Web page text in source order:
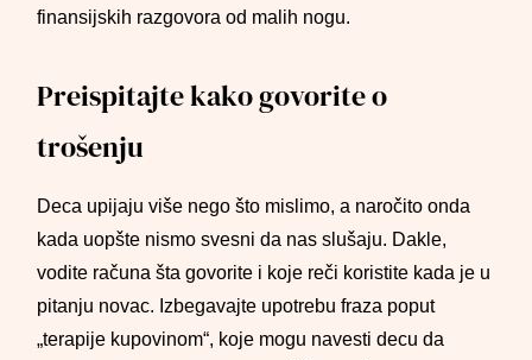
finansijskih razgovora od malih nogu.
Preispitajte kako govorite o
trošenju
Deca upijaju više nego što mislimo, a naročito onda
kada uopšte nismo svesni da nas slušaju. Dakle,
vodite računa šta govorite i koje reči koristite kada je u
pitanju novac. Izbegavajte upotrebu fraza poput
„terapije kupovinom“, koje mogu navesti decu da